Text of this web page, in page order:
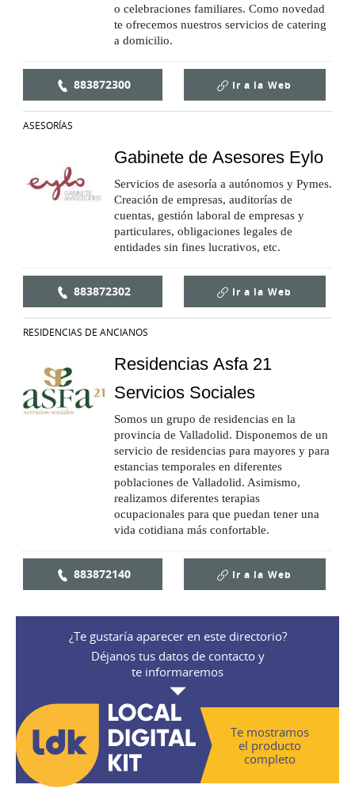
o celebraciones familiares. Como novedad
te ofrecemos nuestros servicios de catering
a domicilio.
883872300 Ir a la Web
ASESORÍAS
Gabinete de Asesores Eylo
Servicios de asesoría a autónomos y Pymes.
Creación de empresas, auditorías de
cuentas, gestión laboral de empresas y
particulares, obligaciones legales de
entidades sin fines lucrativos, etc.
883872302 Ir a la Web
RESIDENCIAS DE ANCIANOS
Residencias Asfa 21
Servicios Sociales
Somos un grupo de residencias en la
provincia de Valladolid. Disponemos de un
servicio de residencias para mayores y para
estancias temporales en diferentes
poblaciones de Valladolid. Asimismo,
realizamos diferentes terapias
ocupacionales para que puedan tener una
vida cotidiana más confortable.
883872140 Ir a la Web
¿Te gustaría aparecer en este directorio?
Déjanos tus datos de contacto y
te informaremos
Te mostramos
el producto
completo